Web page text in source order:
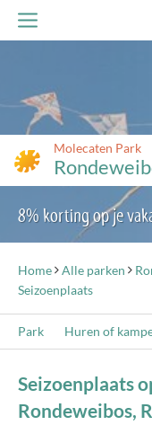
Molecaten Park
8% korting op je
Home Alle parken
Seizoenplaats
Park Huren of
Seizoenplaats
Rondeweibos,